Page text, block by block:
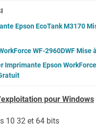
Epson EcoTank M3170
WF-2960DWF Mise
Imprimante Epson
pour Windows
10 32 et 64 bits